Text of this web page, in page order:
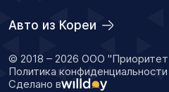
Авто из Кореи
© 2018 – 2026 ООО "Приоритет
Политика конфиденциальности
Сделано в